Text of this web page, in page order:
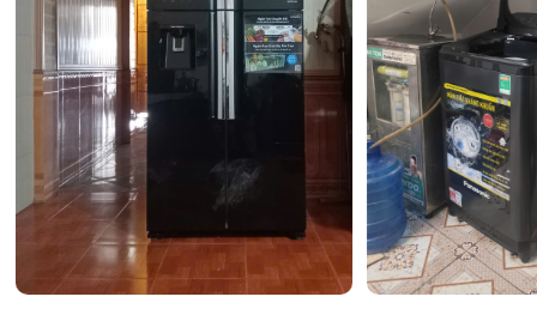
Màn hình của sản phẩm sử dụng vật liệuColorful
hệ mới, giúp tái tạo hơn 1 tỷ sắc thái màu sắc. Với độ
tiêu chuẩn DCI-P3
, mọi khung hình từ cánh rừng xanh
hôn đỏ rực đều hiện lên sống động và chính xác. Trái
bộ xử lý AiPQ Pro
, sử dụng các thuật toán trí tuệ nhân
nội dung theo thời gian thực, tối ưu hóa độ tương
nét cho từng điểm ảnh.